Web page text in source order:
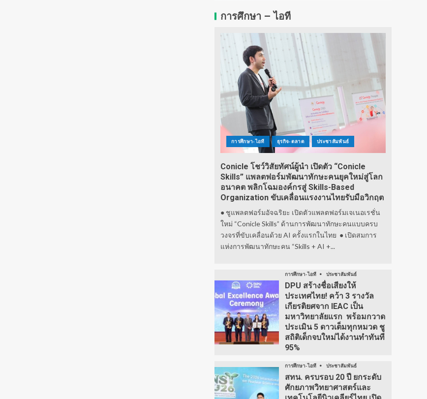
การศึกษา – ไอที
การศึกษา-ไอที ธุรกิจ-ตลาด ประชาสัมพันธ์
Conicle โชว์วิสัยทัศน์ผู้นำ เปิดตัว “Conicle
Skills” แพลตฟอร์มพัฒนาทักษะคนยุคใหม่สู่โลก
อนาคต พลิกโฉมองค์กรสู่ Skills-Based
Organization ขับเคลื่อนแรงงานไทยรับมือวิกฤต
● ชูแพลตฟอร์มอัจฉริยะ เปิดตัวแพลตฟอร์มเจเนอเรชั่น
ใหม่ “Conicle Skills” ด้านการพัฒนาทักษะคนแบบครบ
วงจรที่ขับเคลื่อนด้วย AI ครั้งแรกในไทย ● เปิดสมการ
แห่งการพัฒนาทักษะคน “Skills + AI +...
การศึกษา-ไอที ประชาสัมพันธ์
DPU สร้างชื่อเสียงให้
ประเทศไทย! คว้า 3 รางวัล
เกียรติยศจาก IEAC เป็น
มหาวิทยาลัยแรก พร้อมกวาด
ประเมิน 5 ดาวเต็มทุกหมวด ชู
สถิติเด็กจบใหม่ได้งานทำทันที
95%
การศึกษา-ไอที ประชาสัมพันธ์
สทน. ครบรอบ 20 ปี ยกระดับ
ศักยภาพวิทยาศาสตร์และ